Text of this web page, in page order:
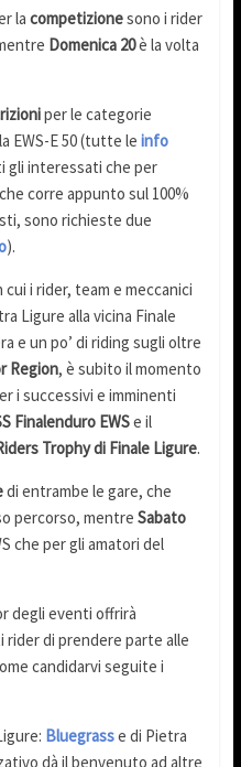
la competizionesono i rider
Domenica 20è la volta
per le categorie
EWS-E 50 (tutte le info
gli interessati che per
corre appunto sul 100%
sono richieste due
).
i rider, team e meccanici
Ligure alla vicina Finale
e un po’ di riding sugli oltre
Region, è subito il momento
i successivi e imminenti
Finalenduro EWSe il
Trophy di Finale Ligure.
di entrambe le gare, che
percorso, mentre Sabato
che per gli amatori del
degli eventi offrirà
di prendere parte alle
candidarvi seguite i
Bluegrasse di Pietra
dà il benvenuto ad altre